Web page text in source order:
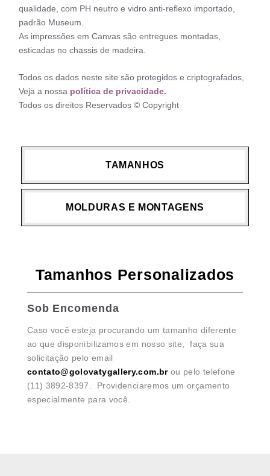
qualidade, com PH neutro e vidro anti-reflexo importado,
padrão Museum.
As impressões em Canvas são entregues montadas,
esticadas no chassis de madeira.
Todos os dados neste site são protegidos e criptografados,
Veja a nossa política de privacidade.
Todos os direitos Reservados © Copyright
TAMANHOS
MOLDURAS E MONTAGENS
Tamanhos Personalizados
Sob Encomenda
Caso você esteja procurando um tamanho diferente
ao que disponibilizamos em nosso site, faça sua
solicitação pelo email
contato@golovatygallery.com.brou pelo telefone
(11) 3892-8397. Providenciaremos um orçamento
especialmente para você.